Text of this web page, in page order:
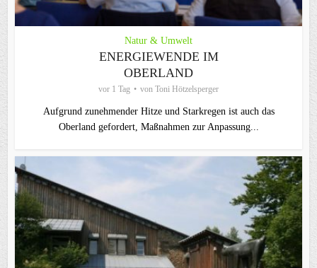
Natur & Umwelt
ENERGIEWENDE IM
OBERLAND
vor 1 Tag von Toni Hötzelsperger
Aufgrund zunehmender Hitze und Starkregen ist auch das
Oberland gefordert, Maßnahmen zur Anpassung...